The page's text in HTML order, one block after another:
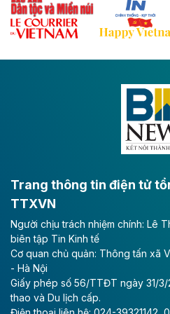
Theo baodautu.vn
Đề xuất đầu tư 11.500 tỷ
tốc CT.11 qua Ninh Bình
Đông A dài khoảng 25,1 km
lực phát triển kinh tế - xã hội
Long Thành
Tổng công ty Cảng hàng
(ACV) vừa lập kỷ lục mới về
II/2026.
Theo baodautu.vn
Vinaconex lập đỉnh
Trang thông tin điện tử
TTXVN
Người chịu trách nhiệm chính: Lê
biên tập Tin Kinh tế
Cơ quan chủ quản: Thông tấn xã
- Hà Nội
Giấy phép số 56/TTĐT ngày 31/
thao và Du lịch cấp.